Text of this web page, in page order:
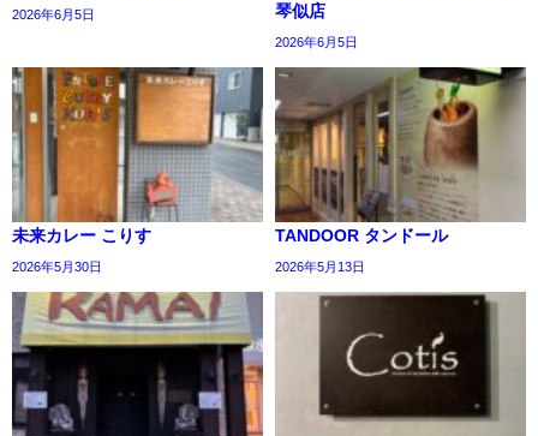
2026年6月5日
琴似店
2026年6月5日
未来カレー こりす
2026年5月30日
TANDOOR タンドール
2026年5月13日